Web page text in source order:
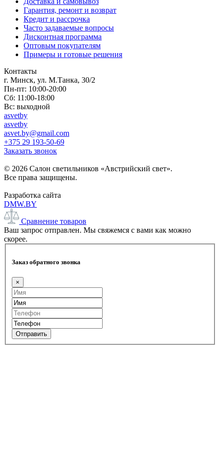
Гарантия, ремонт и возврат
Кредит и рассрочка
Часто задаваемые вопросы
Дисконтная программа
Оптовым покупателям
Примеры и готовые решения
Контакты
г. Минск, ул. М.Танка, 30/2
Пн-пт: 10:00-20:00
Сб: 11:00-18:00
Вс: выходной
asvetby
asvetby
asvet.by@gmail.com
+375 29 193-50-69
Заказать звонок
© 2026 Салон светильников «Австрийский свет».
Все права защищены.
Разработка сайта
DMW.BY
Сравнение товаров
Ваш запрос отправлен. Мы свяжемся с вами как можно
скорее.
Заказ обратного звонка
×
Отправить